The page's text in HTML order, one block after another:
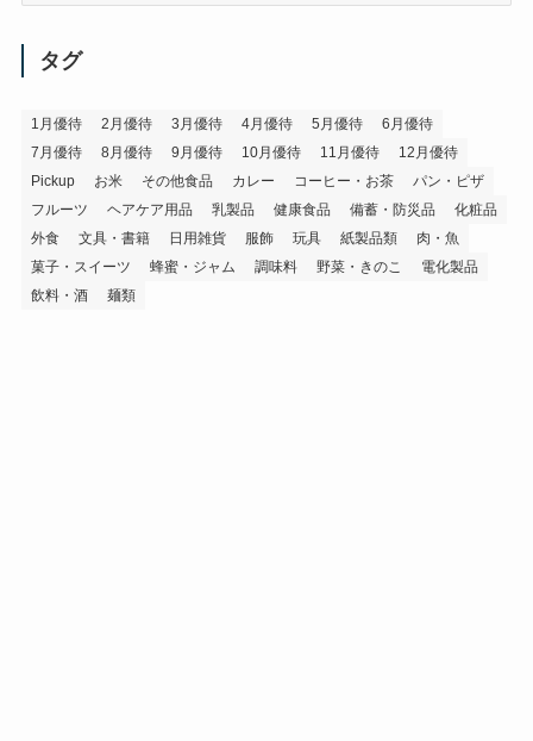
タグ
1月優待 2月優待 3月優待 4月優待 5月優待
6月優待
7月優待
8月優待 9月優待 10月優待 11月優待
12月優待
Pickup
お米 その他食品 カレー コーヒー・お茶
パン・ピザ
フルーツ
ヘアケア用品 乳製品 健康食品 備蓄・防災品
化粧品
外食
文具・書籍 日用雑貨 服飾 玩具 紙製品類
肉・魚
菓子・スイーツ
蜂蜜・ジャム 調味料 野菜・きのこ
電化製品
飲料・酒
麺類